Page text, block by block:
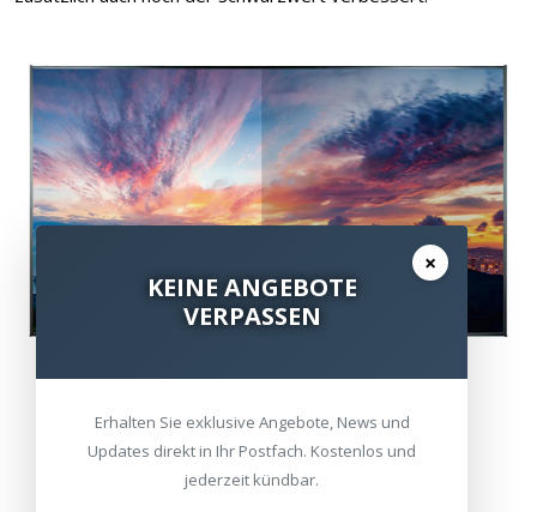
Vergleich links: Daylight und rechts: CLR
×
KEINE ANGEBOTE
VERPASSEN
Erhalten Sie exklusive Angebote, News und
Updates direkt in Ihr Postfach. Kostenlos und
jederzeit kündbar.